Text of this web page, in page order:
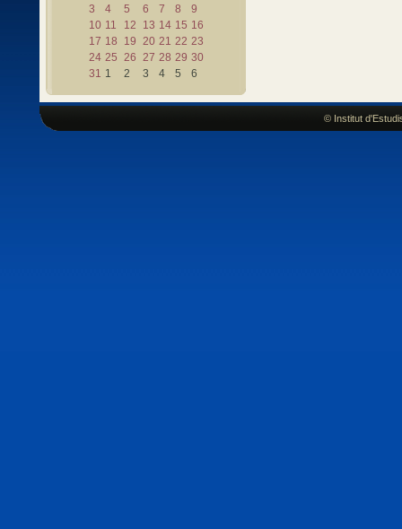
3
4 5 6 7 8
9
10 11 12 13 14 15 16
17 18 19 20 21 22 23
24 25 26 27 28 29 30
31 1 2 3 4 5 6
© Institut